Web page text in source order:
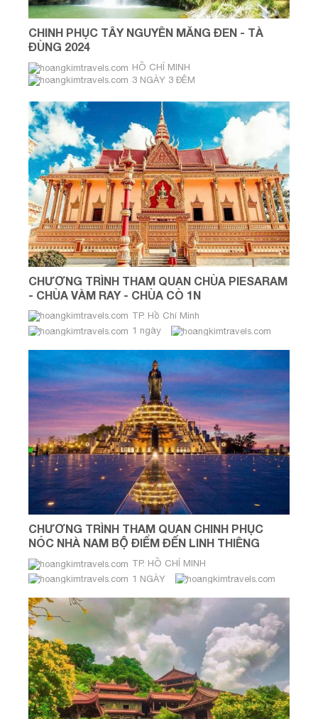
CHINH PHỤC TÂY NGUYÊN MĂNG ĐEN - TÀ
ĐÙNG 2024
HỒ CHÍ MINH
3 NGÀY 3 ĐÊM
CHƯƠNG TRÌNH THAM QUAN CHÙA PIESARAM
- CHÙA VÀM RAY - CHÙA CÒ 1N
TP. Hồ Chí Minh
1 ngày
CHƯƠNG TRÌNH THAM QUAN CHINH PHỤC
NÓC NHÀ NAM BỘ ĐIỂM ĐẾN LINH THIÊNG
GIỮA MÂY NÚI BÀ ĐEN Thời gian: 1 ngày
TP. HỒ CHÍ MINH
1 NGÀY